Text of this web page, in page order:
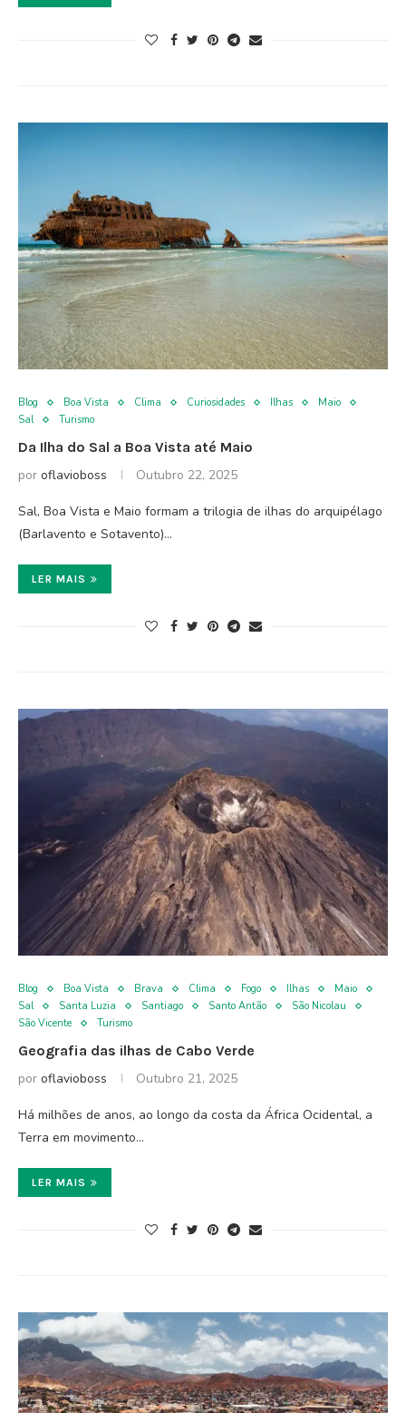
Blog Boa Vista Clima Curiosidades Ilhas
Maio
Sal
Turismo
Da Ilha do Sal a Boa Vista até Maio
por oflavioboss Outubro 22, 2025
Sal, Boa Vista e Maio formam a trilogia de ilhas do arquipélago
(Barlavento e Sotavento)…
LER MAIS
Blog Boa Vista Brava Clima Fogo Ilhas
Maio
Sal
Santa Luzia Santiago Santo Antão
São Nicolau
São Vicente
Turismo
Geografia das ilhas de Cabo Verde
por oflavioboss Outubro 21, 2025
Há milhões de anos, ao longo da costa da África Ocidental, a
Terra em movimento…
LER MAIS